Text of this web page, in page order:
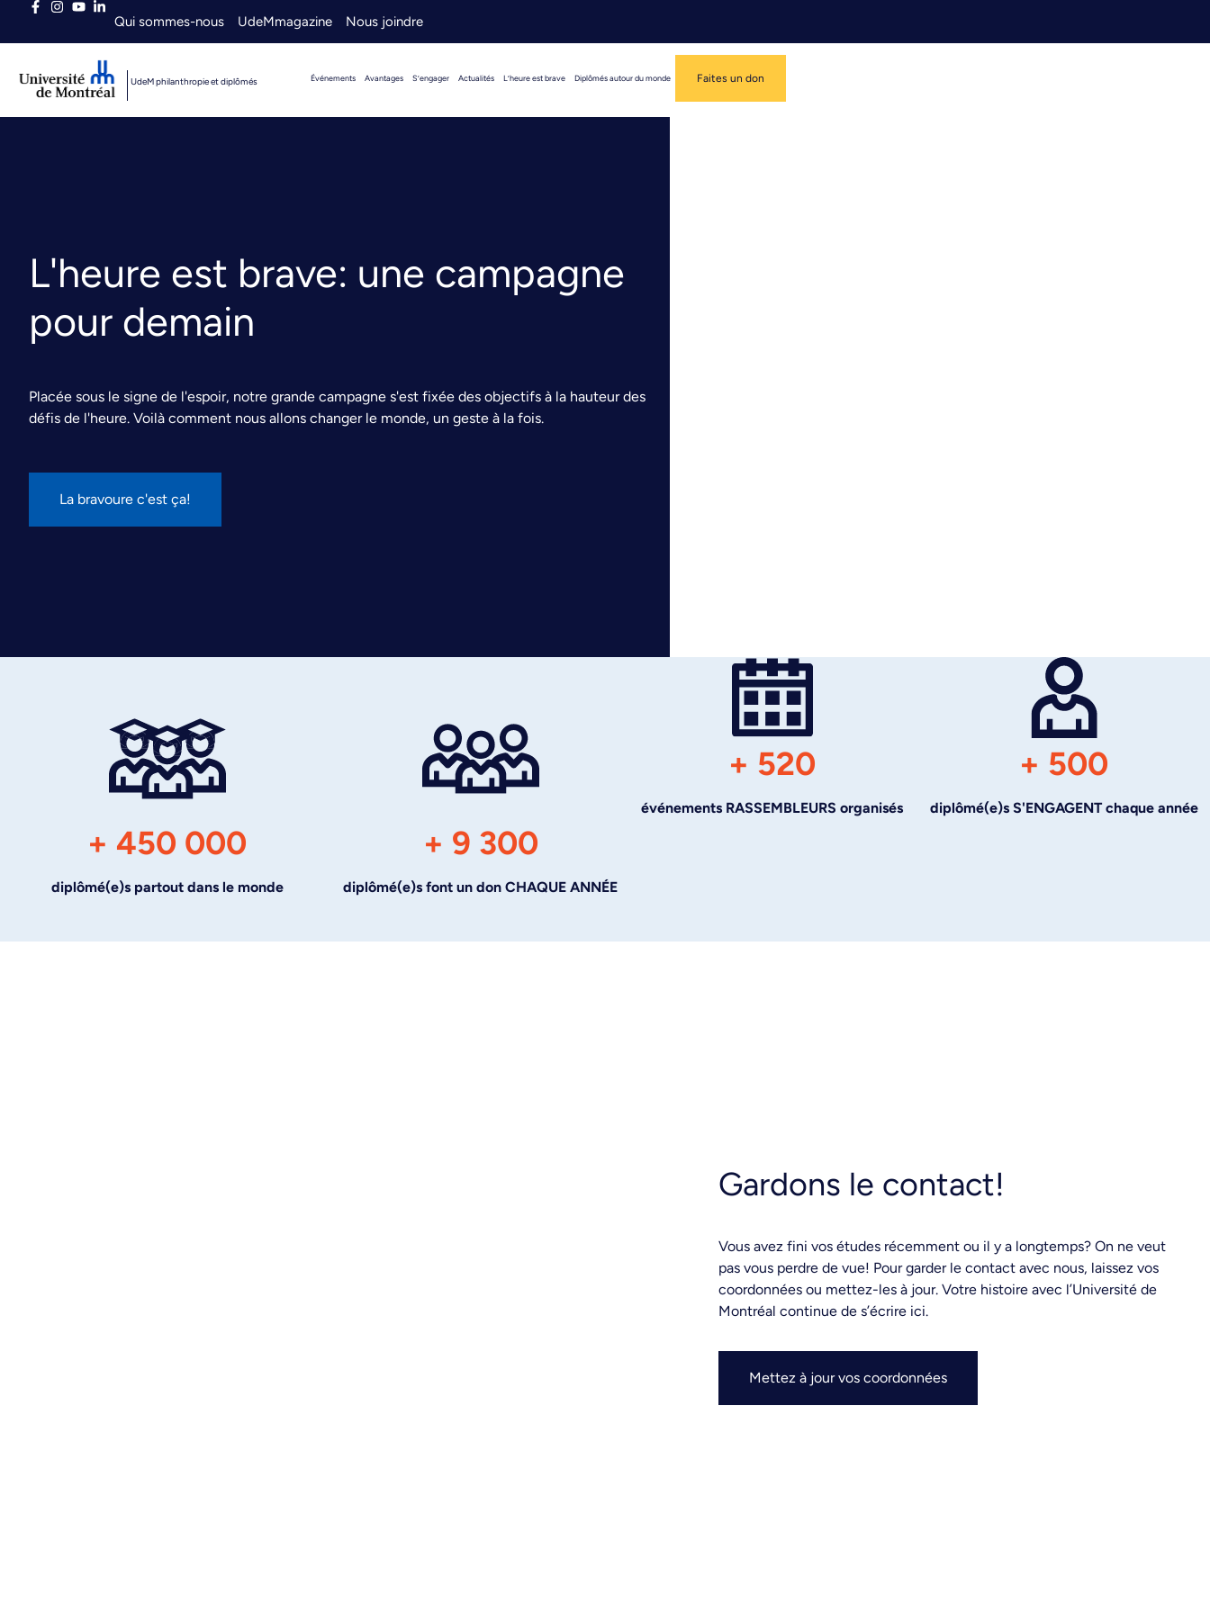
Qui sommes-nous UdeMmagazine Nous joindre
UdeM philanthropie et diplômés Événements Avantages S’engager Actualités L’heure est brave Diplômés autour du monde Faites un don
L'heure est brave: une campagne
pour demain
Placée sous le signe de l'espoir, notre grande campagne s'est fixée des objectifs à la hauteur des
défis de l'heure. Voilà comment nous allons changer le monde, un geste à la fois.
La bravoure c'est ça!
+ 450 000
diplômé(e)s partout dans le monde
+ 9 300
diplômé(e)s font un don CHAQUE ANNÉE
+ 520
événements RASSEMBLEURS organisés
+ 500
diplômé(e)s S'ENGAGENT chaque année
Gardons le contact!
Vous avez fini vos études récemment ou il y a longtemps? On ne veut
pas vous perdre de vue! Pour garder le contact avec nous, laissez vos
coordonnées ou mettez-les à jour. Votre histoire avec l’Université de
Montréal continue de s’écrire ici.
Mettez à jour vos coordonnées